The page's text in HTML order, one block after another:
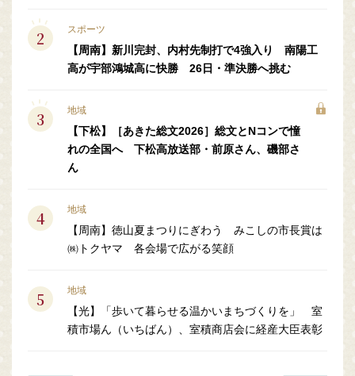
スポーツ
【周南】新川完封、内村先制打で4強入り 南陽工
高が宇部鴻城高に快勝 26日・準決勝へ挑む
地域
【下松】［あきた総文2026］総文とNコンで憧
れの全国へ 下松高放送部・前原さん、磯部さ
ん
地域
【周南】徳山夏まつりにぎわう みこしの市長賞は
㈱トクヤマ 各会場で広がる笑顔
地域
【光】「歩いて暮らせる温かいまちづくりを」 室
積市場ん（いちばん）、室積商店会に経産大臣表彰